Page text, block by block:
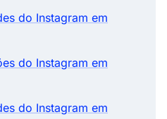
do Instagram em
do Instagram em
do Instagram em